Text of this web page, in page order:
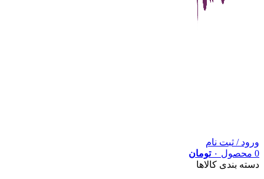
ورود / ثبت نام
0 محصول ۰ تومان
دسته بندی کالاها